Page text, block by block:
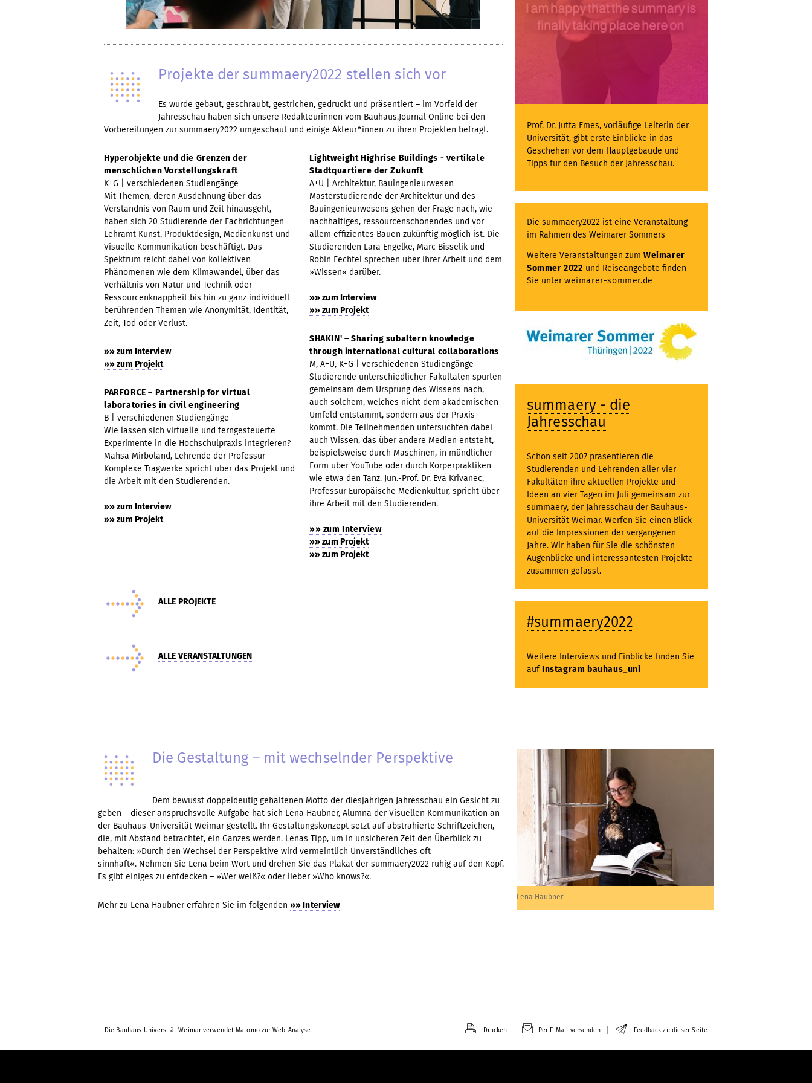
Projekte der summaery2022 stellen sich vor
Es wurde gebaut, geschraubt, gestrichen, gedruckt und präsentiert – im Vorfeld der
Jahresschau haben sich unsere Redakteurinnen vom Bauhaus.Journal Online bei den
Vorbereitungen zur summaery2022 umgeschaut und einige Akteur*innen zu ihren Projekten befragt.
Hyperobjekte und die Grenzen der
menschlichen Vorstellungskraft
K+G | verschiedenen Studiengänge
Mit Themen, deren Ausdehnung über das
Verständnis von Raum und Zeit hinausgeht,
haben sich 20 Studierende der Fachrichtungen
Lehramt Kunst, Produktdesign, Medienkunst und
Visuelle Kommunikation beschäftigt. Das
Spektrum reicht dabei von kollektiven
Phänomenen wie dem Klimawandel, über das
Verhältnis von Natur und Technik oder
Ressourcenknappheit bis hin zu ganz individuell
berührenden Themen wie Anonymität, Identität,
Zeit, Tod oder Verlust.
»» zum Interview
»» zum Projekt
PARFORCE – Partnership for virtual
laboratories in civil engineering
B | verschiedenen Studiengänge
Wie lassen sich virtuelle und ferngesteuerte
Experimente in die Hochschulpraxis integrieren?
Mahsa Mirboland, Lehrende der Professur
Komplexe Tragwerke spricht über das Projekt und
die Arbeit mit den Studierenden.
»» zum Interview
»» zum Projekt
ALLE PROJEKTE
ALLE VERANSTALTUNGEN
Lightweight Highrise Buildings - vertikale
Stadtquartiere der Zukunft
A+U | Architektur, Bauingenieurwesen
Masterstudierende der Architektur und des
Bauingenieurwesens gehen der Frage nach, wie
nachhaltiges, ressourcenschonendes und vor
allem effizientes Bauen zukünftig möglich ist. Die
Studierenden Lara Engelke, Marc Bisselik und
Robin Fechtel sprechen über ihrer Arbeit und dem
»Wissen« darüber.
»» zum Interview
»» zum Projekt
SHAKIN' – Sharing subaltern knowledge
through international cultural collaborations
M, A+U, K+G | verschiedenen Studiengänge
Studierende unterschiedlicher Fakultäten spürten
gemeinsam dem Ursprung des Wissens nach,
auch solchem, welches nicht dem akademischen
Umfeld entstammt, sondern aus der Praxis
kommt. Die Teilnehmenden untersuchten dabei
auch Wissen, das über andere Medien entsteht,
beispielsweise durch Maschinen, in mündlicher
Form über YouTube oder durch Körperpraktiken
wie etwa den Tanz. Jun.-Prof. Dr. Eva Krivanec,
Professur Europäische Medienkultur, spricht über
ihre Arbeit mit den Studierenden.
»» zum Interview
»» zum Projekt
»» zum Projekt
Prof. Dr. Jutta Emes, vorläufige Leiterin der
Universität, gibt erste Einblicke in das
Geschehen vor dem Hauptgebäude und
Tipps für den Besuch der Jahresschau.
Die summaery2022 ist eine Veranstaltung
im Rahmen des Weimarer Sommers
Weitere Veranstaltungen zum Weimarer
Sommer 2022 und Reiseangebote finden
Sie unterweimarer-sommer.de
summaery - die
Jahresschau
Schon seit 2007 präsentieren die
Studierenden und Lehrenden aller vier
Fakultäten ihre aktuellen Projekte und
Ideen an vier Tagen im Juli gemeinsam zur
summaery, der Jahresschau der Bauhaus-
Universität Weimar. Werfen Sie einen Blick
auf die Impressionen der vergangenen
Jahre. Wir haben für Sie die schönsten
Augenblicke und interessantesten Projekte
zusammen gefasst.
#summaery2022
Weitere Interviews und Einblicke finden Sie
aufInstagram bauhaus_uni
Die Gestaltung – mit wechselnder Perspektive
Dem bewusst doppeldeutig gehaltenen Motto der diesjährigen Jahresschau ein Gesicht zu
geben – dieser anspruchsvolle Aufgabe hat sich Lena Haubner, Alumna der Visuellen Kommunikation an
der Bauhaus-Universität Weimar gestellt. Ihr Gestaltungskonzept setzt auf abstrahierte Schriftzeichen,
die, mit Abstand betrachtet, ein Ganzes werden. Lenas Tipp, um in unsicheren Zeit den Überblick zu
behalten: »Durch den Wechsel der Perspektive wird vermeintlich Unverständliches oft
sinnhaft«. Nehmen Sie Lena beim Wort und drehen Sie das Plakat der summaery2022 ruhig auf den Kopf.
Es gibt einiges zu entdecken – »Wer weiß?« oder lieber »Who knows?«.
Mehr zu Lena Haubner erfahren Sie im folgenden »» Interview
Lena Haubner
Die Bauhaus-Universität Weimar verwendet Matomo zur Web-Analyse. Drucken Per E-Mail versenden Feedback zu dieser Seite